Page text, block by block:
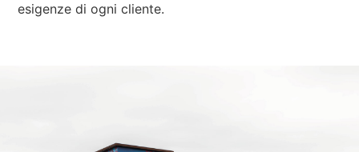
esigenze di ogni cliente.